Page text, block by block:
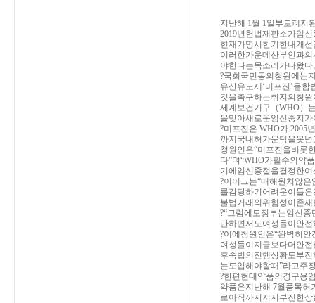
지난해 1월 1일부로폐지
2019년헌법재판소가임
헌재가명시한기한내개
이러한가운데산부인과
야한다는목소리가나왔다
?국회국민동의청원에는
유산유도제‘미프진’을
것을촉구하는취지의청원
세계보건기구（WHO）
을맞아새로운임신중지
?미프진은 WHO가 2005
까지국내허가문턱을못
청원인은“미프진을비롯
다”며“WHO가필수의약
기에임신중절을결정한
?이어그는“매해원치않
를감당하기어려운이들
불법거래의위험성이존
?“그럼에도정부는임신
단하면서도여성들이안
?이에청원인은“완벽히
여성들이지금보다더안
후속법의진행상황도부
는도입해야할때”라고주
?한편현대약품의경구용
약품은지난해 7월품목허
로아직까지지지부진한